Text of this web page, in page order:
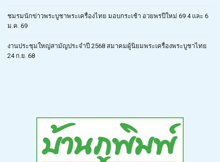
ชมรมนักข่าวพระบูชาพระเครื่องไทย มอบกระเช้า อวยพรปีใหม่ 69 4 และ 6
ม.ค. 69
งานประชุมใหญ่สามัญประจำปี 2568 สมาคมผู้นิยมพระเครื่องพระบูชาไทย
24 ก.ย. 68